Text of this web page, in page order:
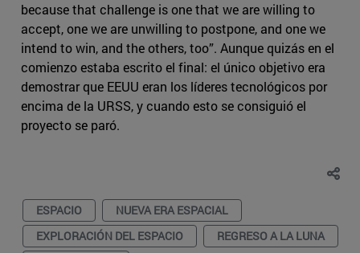
because that challenge is one that we are willing to
accept, one we are unwilling to postpone, and one we
intend to win, and the others, too”. Aunque quizás en el
comienzo estaba escrito el final: el único objetivo era
demostrar que EEUU eran los líderes tecnológicos por
encima de la URSS, y cuando esto se consiguió el
proyecto se paró.
ESPACIO
NUEVA ERA ESPACIAL
EXPLORACIÓN DEL ESPACIO
REGRESO A LA LUNA